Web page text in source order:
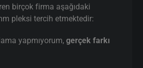
birçok firma aşağıdaki
pleksi tercih etmektedir:
yapmıyorum,gerçek farkı